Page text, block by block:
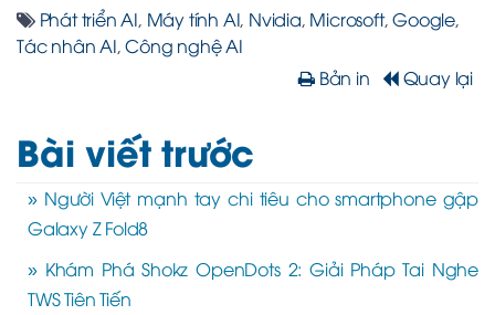
Phát triển AI, Máy tính AI, Nvidia, Microsoft,Google,
Tác nhân AI,Công nghệ AI
Bản in
Quay lại
Bài viết trước
» Người Việt mạnh tay chi tiêu cho smartphone gập
Galaxy Z Fold8
» Khám Phá Shokz OpenDots 2: Giải Pháp Tai Nghe
TWS Tiên Tiến